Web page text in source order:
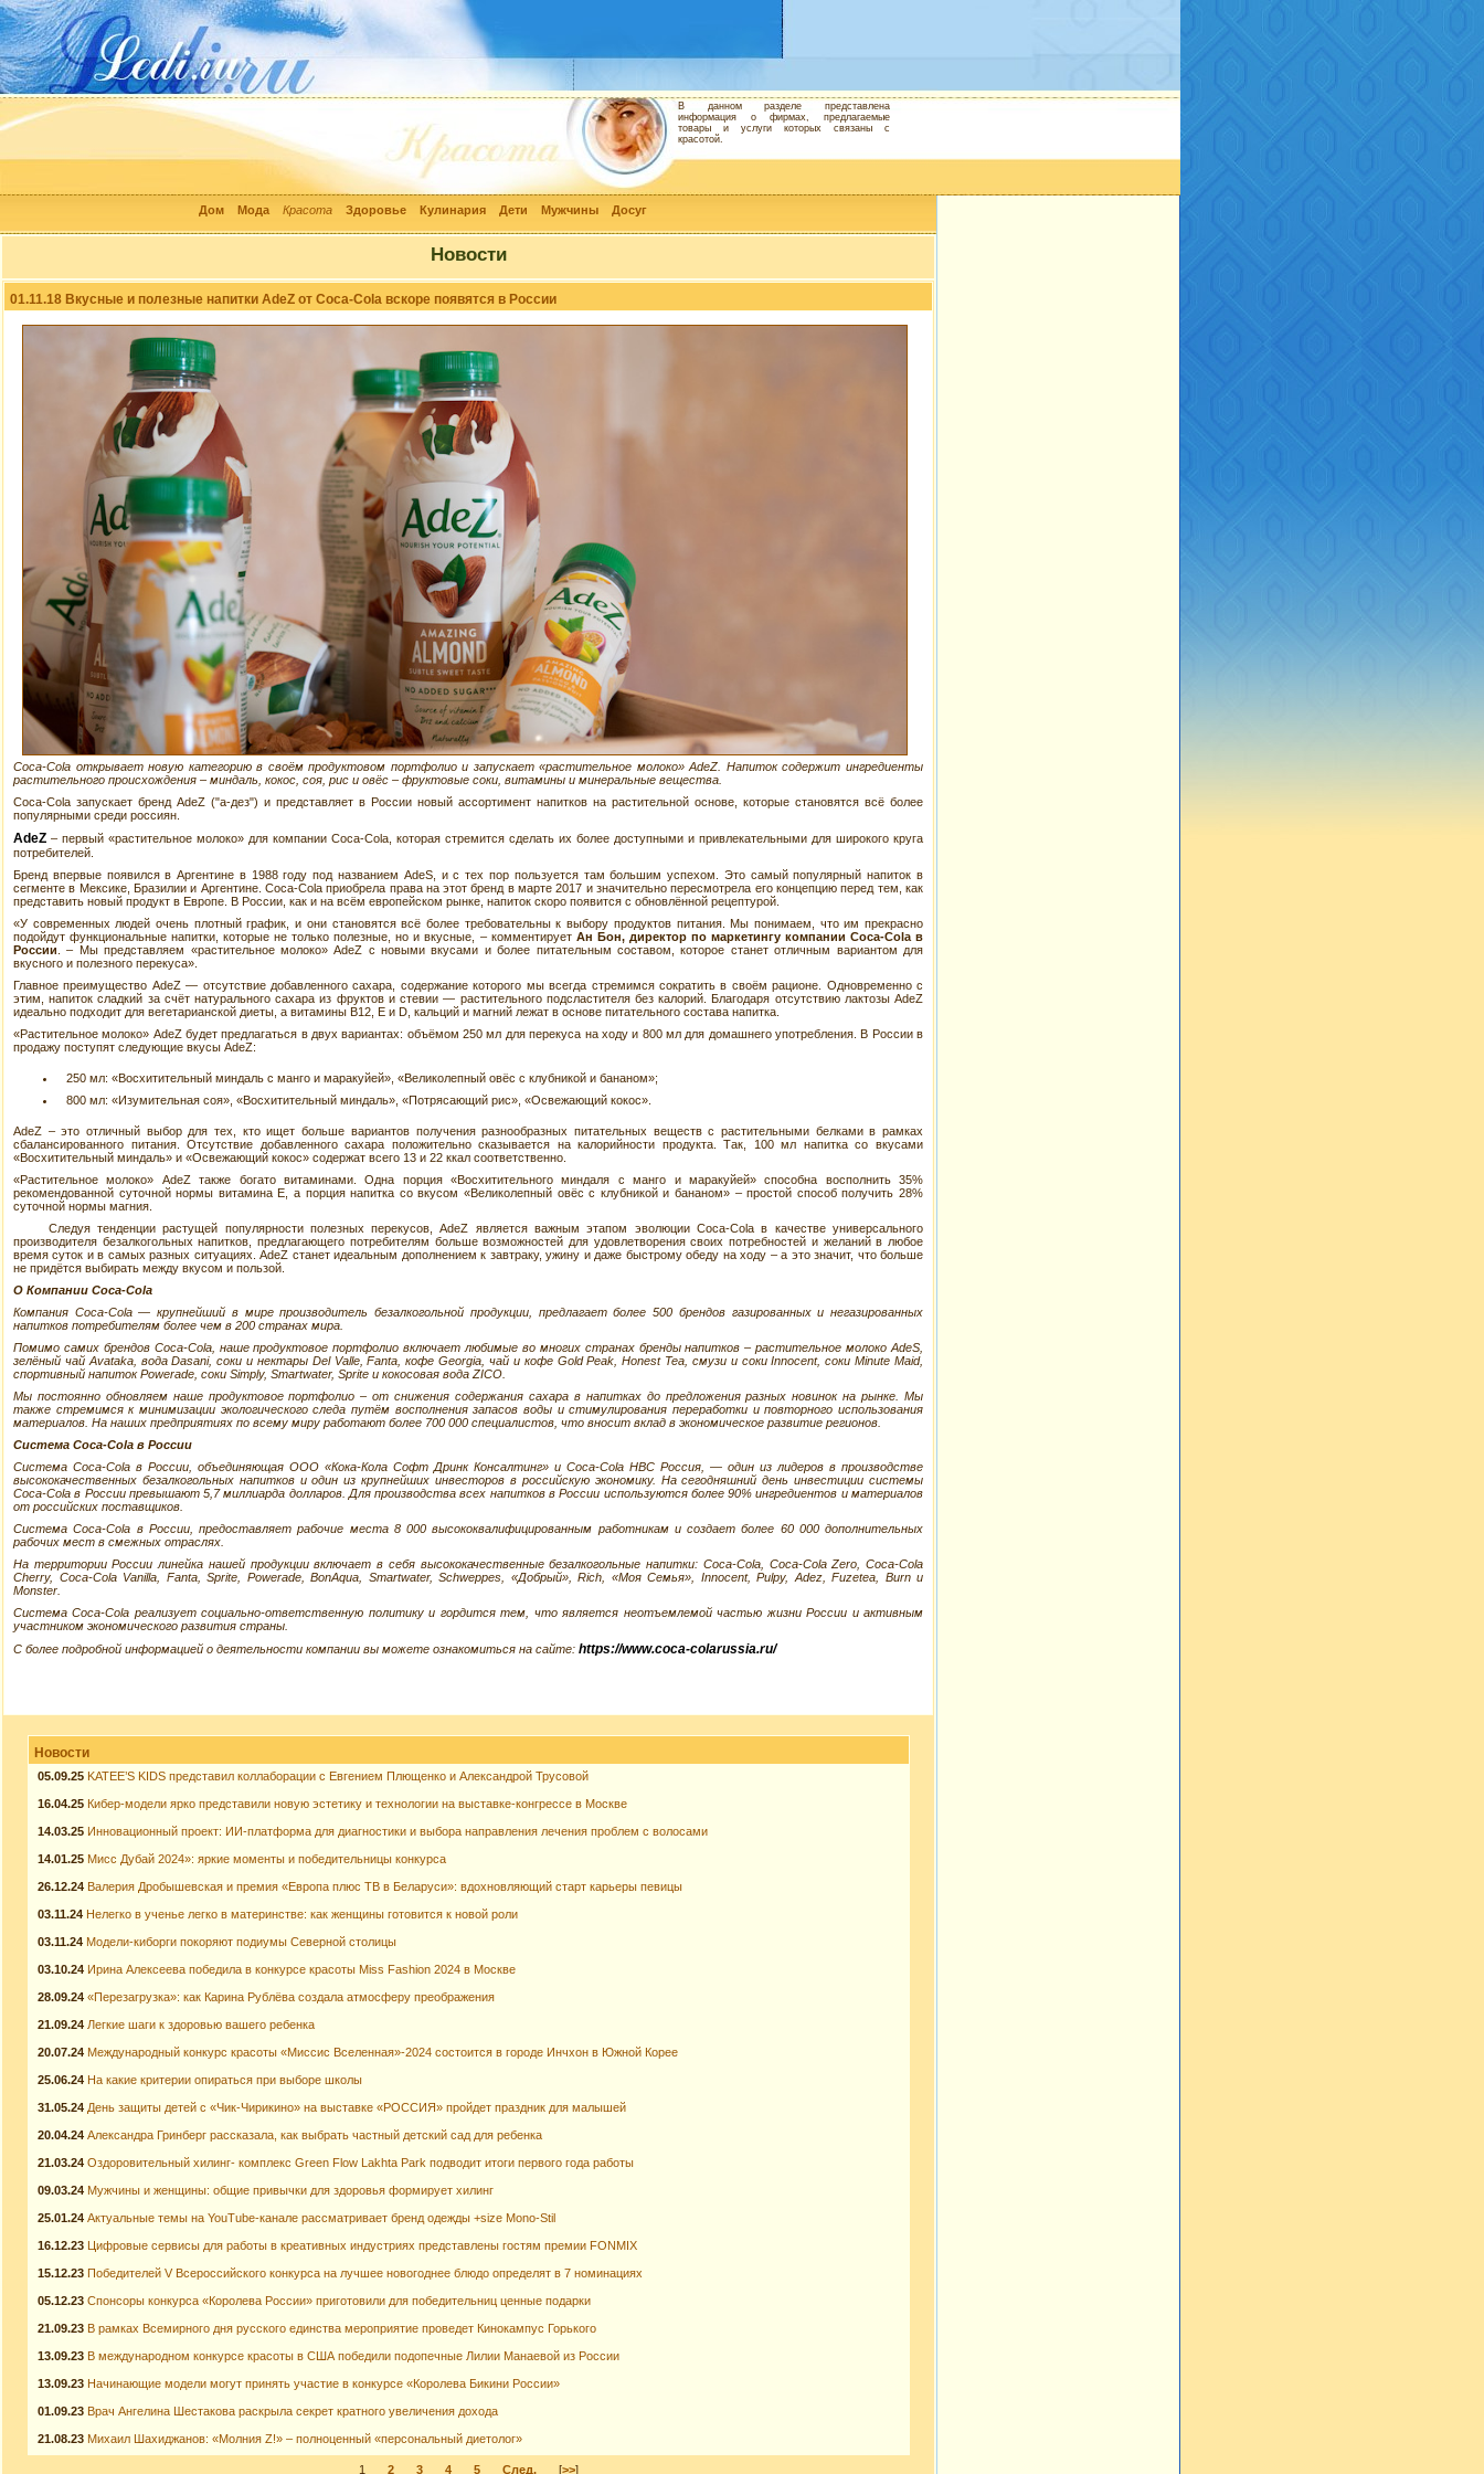
Дом Мода Красота Здоровье Кулинария Дети Мужчины Досуг
В данном разделе представлена
информация о фирмах, предлагаемые
товары и услуги которых связаны с
красотой.
Новости
01.11.18 Вкусные и полезные напитки AdeZ от Coca-Cola вскоре появятся в России
Coca-Cola открывает новую категорию в своём продуктовом портфолио и запускает «растительное молоко» AdeZ. Напиток содержит ингредиенты
растительного происхождения – миндаль, кокос, соя, рис и овёс – фруктовые соки, витамины и минеральные вещества.
Coca-Cola запускает бренд AdeZ ("а-дез") и представляет в России новый ассортимент напитков на растительной основе, которые становятся всё более
популярными среди россиян.
AdeZ – первый «растительное молоко» для компании Coca-Cola, которая стремится сделать их более доступными и привлекательными для широкого круга
потребителей.
Бренд впервые появился в Аргентине в 1988 году под названием AdeS, и с тех пор пользуется там большим успехом. Это самый популярный напиток в
сегменте в Мексике, Бразилии и Аргентине. Coca-Cola приобрела права на этот бренд в марте 2017 и значительно пересмотрела его концепцию перед тем, как
представить новый продукт в Европе. В России, как и на всём европейском рынке, напиток скоро появится с обновлённой рецептурой.
«У современных людей очень плотный график, и они становятся всё более требовательны к выбору продуктов питания. Мы понимаем, что им прекрасно
подойдут функциональные напитки, которые не только полезные, но и вкусные, – комментирует Ан Бон, директор по маркетингу компании Coca-Cola в
России . – Мы представляем «растительное молоко» AdeZ с новыми вкусами и более питательным составом, которое станет отличным вариантом для
вкусного и полезного перекуса».
Главное преимущество AdeZ — отсутствие добавленного сахара, содержание которого мы всегда стремимся сократить в своём рационе. Одновременно с
этим, напиток сладкий за счёт натурального сахара из фруктов и стевии — растительного подсластителя без калорий. Благодаря отсутствию лактозы AdeZ
идеально подходит для вегетарианской диеты, а витамины B12, E и D, кальций и магний лежат в основе питательного состава напитка.
«Растительное молоко» AdeZ будет предлагаться в двух вариантах: объёмом 250 мл для перекуса на ходу и 800 мл для домашнего употребления. В России в
продажу поступят следующие вкусы AdeZ:
250 мл: «Восхитительный миндаль с манго и маракуйей», «Великолепный овёс с клубникой и бананом»;
800 мл: «Изумительная соя», «Восхитительный миндаль», «Потрясающий рис», «Освежающий кокос».
AdeZ – это отличный выбор для тех, кто ищет больше вариантов получения разнообразных питательных веществ с растительными белками в рамках
сбалансированного питания. Отсутствие добавленного сахара положительно сказывается на калорийности продукта. Так, 100 мл напитка со вкусами
«Восхитительный миндаль» и «Освежающий кокос» содержат всего 13 и 22 ккал соответственно.
«Растительное молоко» AdeZ также богато витаминами. Одна порция «Восхитительного миндаля с манго и маракуйей» способна восполнить 35%
рекомендованной суточной нормы витамина E, а порция напитка со вкусом «Великолепный овёс с клубникой и бананом» – простой способ получить 28%
суточной нормы магния.
Следуя тенденции растущей популярности полезных перекусов, AdeZ является важным этапом эволюции Coca-Cola в качестве универсального
производителя безалкогольных напитков, предлагающего потребителям больше возможностей для удовлетворения своих потребностей и желаний в любое
время суток и в самых разных ситуациях. AdeZ станет идеальным дополнением к завтраку, ужину и даже быстрому обеду на ходу – а это значит, что больше
не придётся выбирать между вкусом и пользой.
О Компании Coca-Cola
Компания Coca-Cola — крупнейший в мире производитель безалкогольной продукции, предлагает более 500 брендов газированных и негазированных
напитков потребителям более чем в 200 странах мира.
Помимо самих брендов Coca-Cola, наше продуктовое портфолио включает любимые во многих странах бренды напитков – растительное молоко AdeS,
зелёный чай Avataka, вода Dasani, соки и нектары Del Valle, Fanta, кофе Georgia, чай и кофе Gold Peak, Honest Tea, смузи и соки Innocent, соки Minute Maid,
спортивный напиток Powerade, соки Simply, Smartwater, Sprite и кокосовая вода ZICO.
Мы постоянно обновляем наше продуктовое портфолио – от снижения содержания сахара в напитках до предложения разных новинок на рынке. Мы
также стремимся к минимизации экологического следа путём восполнения запасов воды и стимулирования переработки и повторного использования
материалов. На наших предприятиях по всему миру работают более 700 000 специалистов, что вносит вклад в экономическое развитие регионов.
Система Coca-Cola в России
Система Coca-Cola в России, объединяющая ООО «Кока-Кола Софт Дринк Консалтинг» и Coca-Cola HBC Россия, — один из лидеров в производстве
высококачественных безалкогольных напитков и один из крупнейших инвесторов в российскую экономику. На сегодняшний день инвестиции системы
Coca-Cola в России превышают 5,7 миллиарда долларов. Для производства всех напитков в России используются более 90% ингредиентов и материалов
от российских поставщиков.
Система Coca-Cola в России, предоставляет рабочие места 8 000 высококвалифицированным работникам и создает более 60 000 дополнительных
рабочих мест в смежных отраслях.
На территории России линейка нашей продукции включает в себя высококачественные безалкогольные напитки: Coca-Cola, Coca-Cola Zero, Coca-Cola
Cherry, Coca-Cola Vanilla, Fanta, Sprite, Powerade, BonAqua, Smartwater, Schweppes, «Добрый», Rich, «Моя Семья», Innocent, Pulpy, Adez, Fuzetea, Burn и
Monster.
Система Coca-Cola реализует социально-ответственную политику и гордится тем, что является неотъемлемой частью жизни России и активным
участником экономического развития страны.
С более подробной информацией о деятельности компании вы можете ознакомиться на сайте: https://www.coca-colarussia.ru/
Новости
05.09.25 KATEE’S KIDS представил коллаборации с Евгением Плющенко и Александрой Трусовой
16.04.25 Кибер-модели ярко представили новую эстетику и технологии на выставке-конгрессе в Москве
14.03.25 Инновационный проект: ИИ-платформа для диагностики и выбора направления лечения проблем с волосами
14.01.25 Мисс Дубай 2024»: яркие моменты и победительницы конкурса
26.12.24 Валерия Дробышевская и премия «Европа плюс ТВ в Беларуси»: вдохновляющий старт карьеры певицы
03.11.24 Нелегко в ученье легко в материнстве: как женщины готовится к новой роли
03.11.24 Модели-киборги покоряют подиумы Северной столицы
03.10.24 Ирина Алексеева победила в конкурсе красоты Miss Fashion 2024 в Москве
28.09.24 «Перезагрузка»: как Карина Рублёва создала атмосферу преображения
21.09.24 Легкие шаги к здоровью вашего ребенка
20.07.24 Международный конкурс красоты «Миссис Вселенная»-2024 состоится в городе Инчхон в Южной Корее
25.06.24 На какие критерии опираться при выборе школы
31.05.24 День защиты детей с «Чик-Чирикино» на выставке «РОССИЯ» пройдет праздник для малышей
20.04.24 Александра Гринберг рассказала, как выбрать частный детский сад для ребенка
21.03.24 Оздоровительный хилинг- комплекс Green Flow Lakhta Park подводит итоги первого года работы
09.03.24 Мужчины и женщины: общие привычки для здоровья формирует хилинг
25.01.24 Актуальные темы на YouTube-канале рассматривает бренд одежды +size Mono-Stil
16.12.23 Цифровые сервисы для работы в креативных индустриях представлены гостям премии FONMIX
15.12.23 Победителей V Всероссийского конкурса на лучшее новогоднее блюдо определят в 7 номинациях
05.12.23 Спонсоры конкурса «Королева России» приготовили для победительниц ценные подарки
21.09.23 В рамках Всемирного дня русского единства мероприятие проведет Кинокампус Горького
13.09.23 В международном конкурсе красоты в США победили подопечные Лилии Манаевой из России
13.09.23 Начинающие модели могут принять участие в конкурсе «Королева Бикини России»
01.09.23 Врач Ангелина Шестакова раскрыла секрет кратного увеличения дохода
21.08.23 Михаил Шахиджанов: «Молния Z!» – полноценный «персональный диетолог»
1 2 3 4 5 След. [>>]